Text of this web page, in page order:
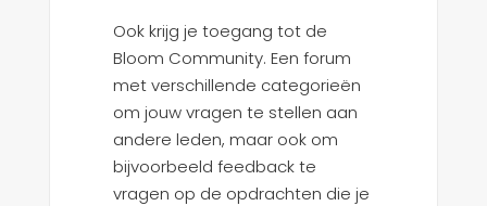
Ook krijg je toegang tot de
Bloom Community. Een forum
met verschillende categorieën
om jouw vragen te stellen aan
andere leden, maar ook om
bijvoorbeeld feedback te
vragen op de opdrachten die je